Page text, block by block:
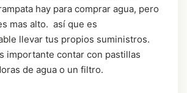
hay para comprar agua, pero
mas alto. así que es
llevar tus propios suministros.
importante contar con pastillas
de agua o un filtro.